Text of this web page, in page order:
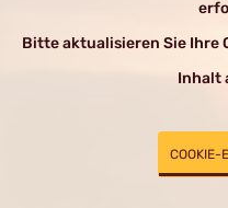
Bitte aktualisieren Sie Ihre
Inhalt
COOKIE-